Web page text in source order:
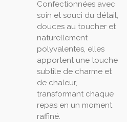
Confectionnées avec
soin et souci du détail,
douces au toucher et
naturellement
polyvalentes, elles
apportent une touche
subtile de charme et
de chaleur,
transformant chaque
repas en un moment
raffiné.